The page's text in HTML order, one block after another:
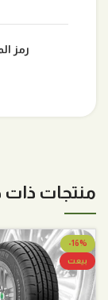
رمز
منتجات
-16%
بيعت